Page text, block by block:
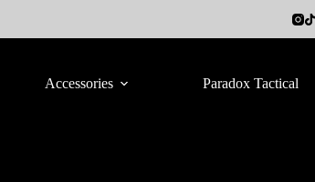
Accessories Paradox Tactical